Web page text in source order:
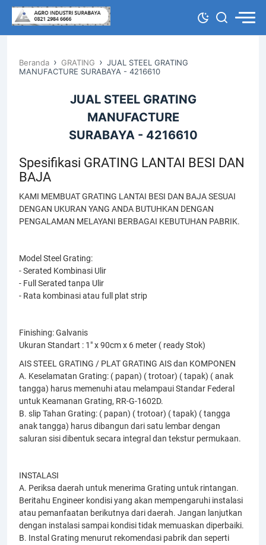
Beranda › GRATING › JUAL STEEL GRATING
MANUFACTURE SURABAYA - 4216610
JUAL STEEL GRATING
MANUFACTURE
SURABAYA - 4216610
Spesifikasi GRATING LANTAI BESI DAN
BAJA
KAMI MEMBUAT GRATING LANTAI BESI DAN BAJA SESUAI
DENGAN UKURAN YANG ANDA BUTUHKAN DENGAN
PENGALAMAN MELAYANI BERBAGAI KEBUTUHAN PABRIK.
Model Steel Grating:
- Serated Kombinasi Ulir
- Full Serated tanpa Ulir
- Rata kombinasi atau full plat strip
Finishing: Galvanis
Ukuran Standart : 1" x 90cm x 6 meter ( ready Stok)
AIS STEEL GRATING / PLAT GRATING AIS dan KOMPONEN
A. Keselamatan Grating: ( papan) ( trotoar) ( tapak) ( anak
tangga) harus memenuhi atau melampaui Standar Federal
untuk Keamanan Grating, RR-G-1602D.
B. slip Tahan Grating: ( papan) ( trotoar) ( tapak) ( tangga
anak tangga) harus dibangun dari satu lembar dengan
saluran sisi dibentuk secara integral dan tekstur permukaan.
INSTALASI
A. Periksa daerah untuk menerima Grating untuk rintangan.
Beritahu Engineer kondisi yang akan mempengaruhi instalasi
atau pemanfaatan berikutnya dari daerah. Jangan lanjutkan
dengan instalasi sampai kondisi tidak memuaskan diperbaiki.
B. Instal Grating menurut rekomendasi pabrik dan seperti